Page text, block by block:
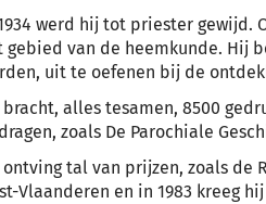
werd hij tot priester gewijd.
gebied van de heemkunde. Hij
uit te oefenen bij de
bracht, alles tesamen, 8500
zoals De Parochiale
ontving tal van prijzen, zoals de
Vlaanderen en in 1983 kreeg